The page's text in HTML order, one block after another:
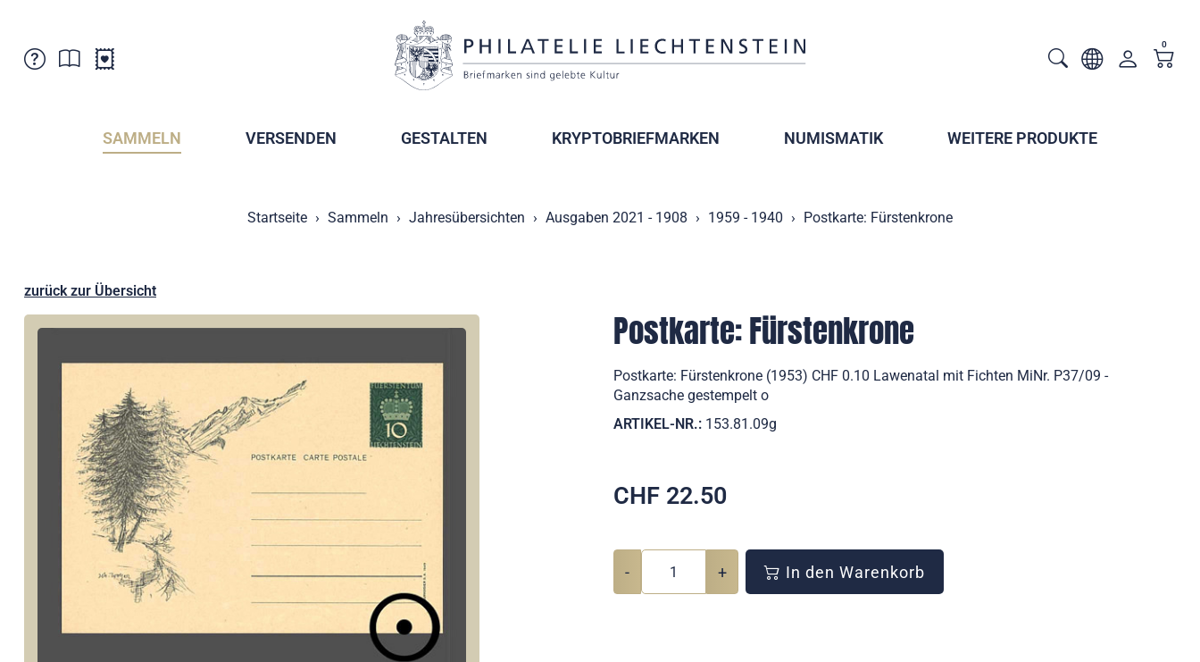
Verkaufsstellen
Postcrossing
Abonnemente
0
SAMMELN VERSENDEN GESTALTEN KRYPTOBRIEFMARKEN NUMISMATIK WEITERE PRODUKTE
Startseite Sammeln Jahresübersichten Ausgaben 2021 - 1908 1959 - 1940 Postkarte: Fürstenkrone
zurück zur Übersicht
Postkarte: Fürstenkrone
Postkarte: Fürstenkrone (1953) CHF 0.10 Lawenatal mit Fichten MiNr. P37/09 -
Ganzsache gestempelt o
ARTIKEL-NR.: 153.81.09g
CHF 22.50
- + In den Warenkorb